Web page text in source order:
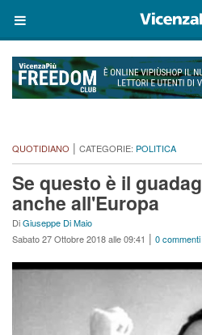
QUOTIDIANO | CATEGORIE: POLITICA
Se questo è il
anche all'Europa
DiGiuseppe Di Maio
Sabato 27 Ottobre 2018 alle 09:41 | 0 commenti